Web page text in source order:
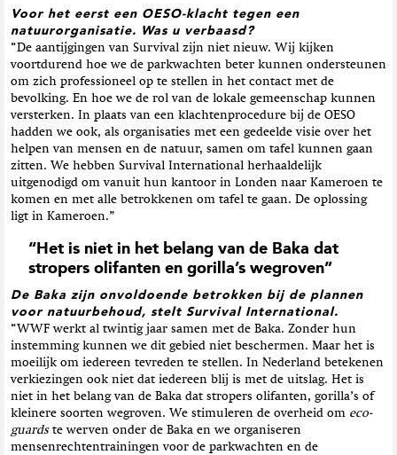
Voor het eerst een OESO-klacht tegen een
natuurorganisatie. Was u verbaasd?
“De aantijgingen van Survival zijn niet nieuw. Wij kijken
voortdurend hoe we de parkwachten beter kunnen ondersteunen
om zich professioneel op te stellen in het contact met de
bevolking. En hoe we de rol van de lokale gemeenschap kunnen
versterken. In plaats van een klachtenprocedure bij de OESO
hadden we ook, als organisaties met een gedeelde visie over het
helpen van mensen en de natuur, samen om tafel kunnen gaan
zitten. We hebben Survival International herhaaldelijk
uitgenodigd om vanuit hun kantoor in Londen naar Kameroen te
komen en met alle betrokkenen om tafel te gaan. De oplossing
ligt in Kameroen.”
“Het is niet in het belang van de Baka dat
stropers olifanten en gorilla’s wegroven”
De Baka zijn onvoldoende betrokken bij de plannen
voor natuurbehoud, stelt Survival International.
“WWF werkt al twintig jaar samen met de Baka. Zonder hun
instemming kunnen we dit gebied niet beschermen. Maar het is
moeilijk om iedereen tevreden te stellen. In Nederland betekenen
verkiezingen ook niet dat iedereen blij is met de uitslag. Het is
niet in het belang van de Baka dat stropers olifanten, gorilla’s of
kleinere soorten wegroven. We stimuleren de overheid om eco-
guardste werven onder de Baka en we organiseren
mensenrechtentrainingen voor de parkwachten en de